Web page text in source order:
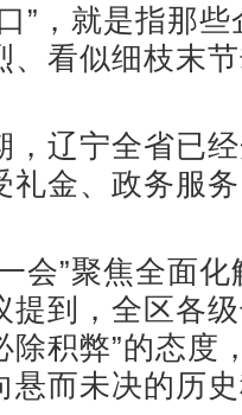
，就是指那些
、看似细枝末
辽宁全省已经
礼金、政务服
”聚焦全面化
提到，全区各
除积弊”的态度
悬而未决的历